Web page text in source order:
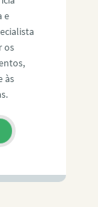
e
os
às